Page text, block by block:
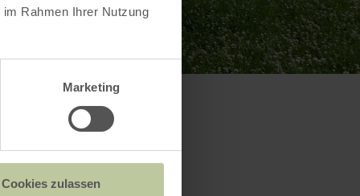
Rahmen Ihrer Nutzung
Marketing
Cookies zulassen